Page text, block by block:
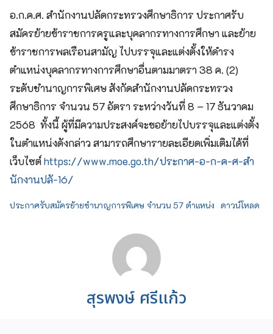
อ.ก.ค.ศ. สำนักงานปลัดกระทรวงศึกษาธิการ ประกาศรับ
สมัครย้ายข้าราชการครูและบุคลากรทางการศึกษา และย้าย
ข้าราชการพลเรือนสามัญ ไปบรรจุและแต่งตั้งให้ดำรง
ตำแหน่งบุคลากรทางการศึกษาอื่นตามมาตรา 38 ค. (2)
ระดับชำนาญการพิเศษ สังกัดสำนักงานปลัดกระทรวง
ศึกษาธิการ จำนวน 57 อัตรา ระหว่างวันที่ 8 – 17 ธันวาคม
2568 ทั้งนี้ ผู้ที่มีความประสงค์จะขอย้ายไปบรรจุและแต่งตั้ง
ในตำแหน่งดังกล่าว สามารถศึกษารายละเอียดเพิ่มเติมได้ที่
เว็บไซต์https://www.moe.go.th/ประกาศ-อ-ก-ค-ศ-สำ
นักงานปลั-16/
ประกาศรับสมัครย้ายชำนาญการพิเศษ จำนวน 57 ตำแหน่ง ดาวน์โหลด
สุรพงษ์ ศรีแก้ว